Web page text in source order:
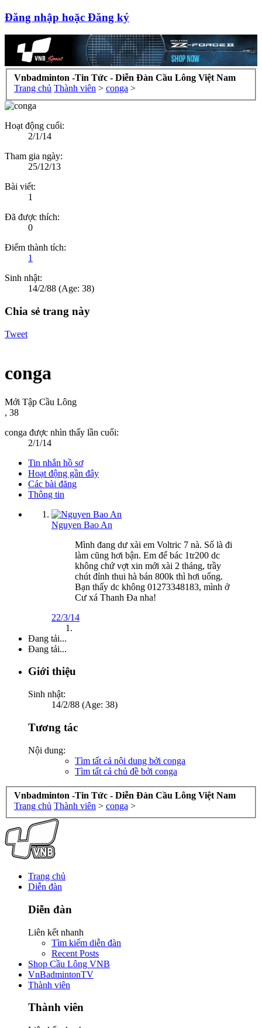
Đăng nhập hoặc Đăng ký
Vnbadminton -Tin Tức - Diễn Đàn Cầu Lông Việt Nam
Trang chủ Thành viên > conga >
Hoạt động cuối:
2/1/14
Tham gia ngày:
25/12/13
Bài viết:
1
Đã được thích:
0
Điểm thành tích:
1
Sinh nhật:
14/2/88 (Age: 38)
Chia sẻ trang này
Tweet
conga
Mới Tập Cầu Lông
, 38
conga được nhìn thấy lần cuối:
2/1/14
Tin nhắn hồ sơ
Hoạt động gần đây
Các bài đăng
Thông tin
Nguyen Bao An
Mình đang dư xài em Voltric 7 nà. Số là đi
làm cũng hơi bận. Em để bác 1tr200 dc
không chứ vợt xin mới xài 2 tháng, trầy
chút đỉnh thui hà bán 800k thì hơi uổng.
Bạn thấy dc không 01273348183, mình ở
Cư xá Thanh Đa nha!
22/3/14
Đang tải...
Đang tải...
Giới thiệu
Sinh nhật:
14/2/88 (Age: 38)
Tương tác
Nội dung:
Tìm tất cả nội dung bởi conga
Tìm tất cả chủ đề bởi conga
Vnbadminton -Tin Tức - Diễn Đàn Cầu Lông Việt Nam
Trang chủ Thành viên > conga >
Trang chủ
Diễn đàn
Diễn đàn
Liên kết nhanh
Tìm kiếm diễn đàn
Recent Posts
Shop Cầu Lông VNB
VnBadmintonTV
Thành viên
Thành viên